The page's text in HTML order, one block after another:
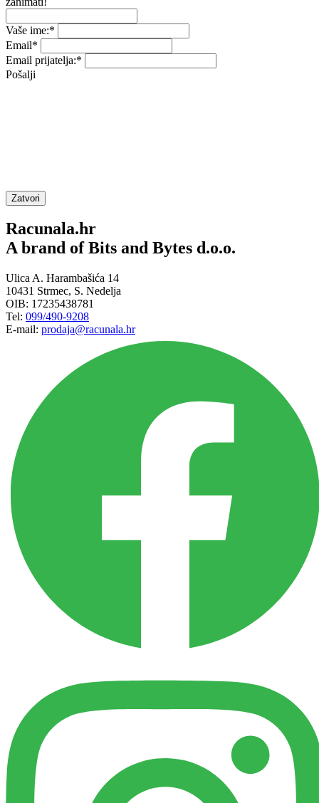
Vaše ime:*
Email*
Email prijatelja:*
Pošalji
Zatvori
Racunala.hr
A brand of Bits and Bytes d.o.o.
Ulica A. Harambašića 14
10431 Strmec, S. Nedelja
OIB: 17235438781
Tel: 099/490-9208
E-mail: prodaja@racunala.hr